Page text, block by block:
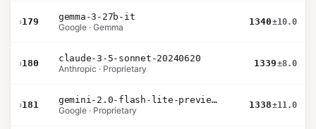
›179
gemma-3-27b-it
Google · Gemma
1340±10.0
›180
claude-3-5-sonnet-20240620
Anthropic · Proprietary
1339±8.0
›181
gemini-2.0-flash-lite-preview-02-05
Google · Proprietary
1338±11.0